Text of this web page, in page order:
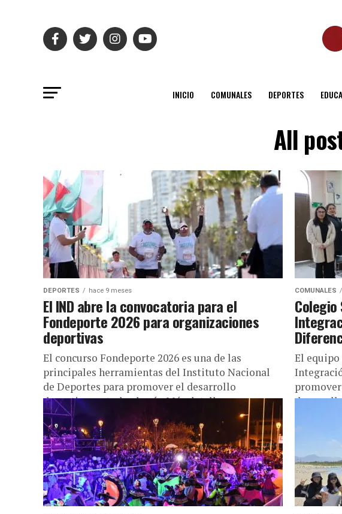
INICIO COMUNALES DEPORTES
All
DEPORTES hace 9 meses
El IND abre la convocatoria para el
Fondeporte 2026 para organizaciones
deportivas
El concurso Fondeporte 2026 es una de las
principales herramientas del Instituto Nacional
de Deportes para promover el desarrollo
deportivo en todo el país. Más detalles...
COMUNALES
El equipo